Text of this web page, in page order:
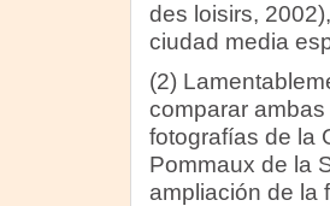
des loisirs,
ciudad media
(2)
comparar
fotografías de la
Pommaux de la
ampliación de la